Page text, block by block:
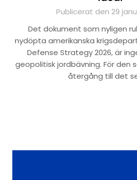
Publicerat den 29
Det dokument som nyligen
nydöpta amerikanska
Defense Strategy 2026, är
geopolitisk jordbävning. För den
återgång till det